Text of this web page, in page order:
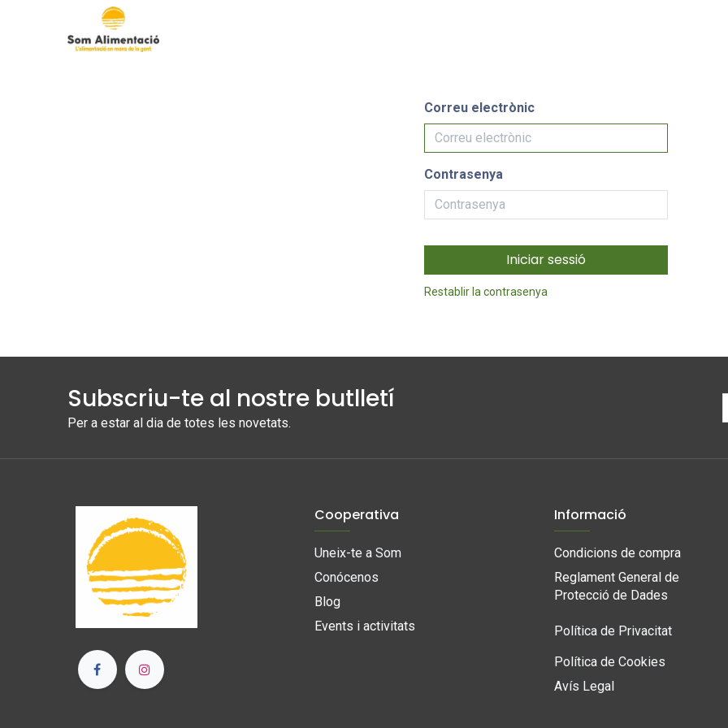
Correu electrònic
Contrasenya
Iniciar sessió
Restablir la contrasenya
Subscriu-te al nostre butlletí
Per a estar al dia de totes les novetats.
Cooperativa
Uneix-te a Som
Conócenos
Blog
Events i activitats
Informació
Condicions de compra
Reglament General de
Protecció de Dades
Política de Privacitat
Política de Cookies
Avís Legal